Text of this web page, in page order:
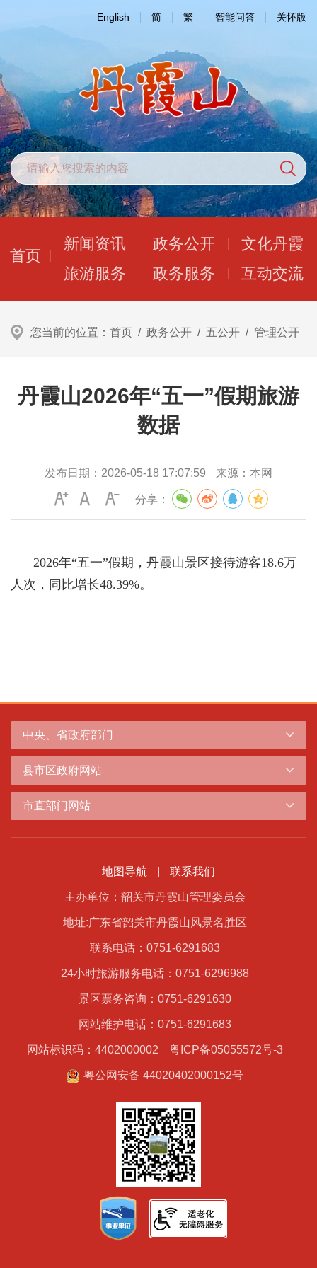
English 简 繁 智能问答 关怀版
首页
新闻资讯 政务公开
文化丹霞
旅游服务
政务服务 互动交流
您当前的位置： 首页 / 政务公开 / 五公开 / 管理公开
丹霞山2026年“五一”假期旅游
数据
发布日期： 2026-05-18 17:07:59 来源： 本网
分享：
2026年“五一”假期，丹霞山景区接待游客18.6万
人次，同比增长48.39%。
中央、省政府部门
县市区政府网站
市直部门网站
地图导航 联系我们
主办单位：韶关市丹霞山管理委员会
地址:广东省韶关市丹霞山风景名胜区
联系电话：0751-6291683
24小时旅游服务电话：0751-6296988
景区票务咨询：0751-6291630
网站维护电话：0751-6291683
网站标识码：4402000002 粤ICP备05055572号-3
粤公网安备 44020402000152号